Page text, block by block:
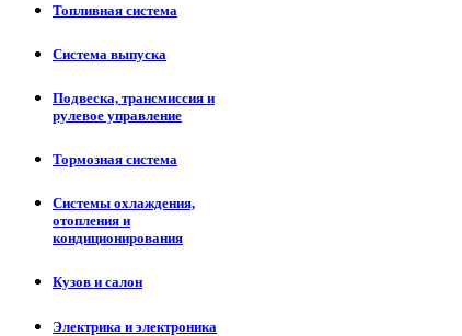
Топливная система
Система выпуска
Подвеска, трансмиссия и
рулевое управление
Тормозная система
Системы охлаждения,
отопления и
кондиционирования
Кузов и салон
Электрика и электроника